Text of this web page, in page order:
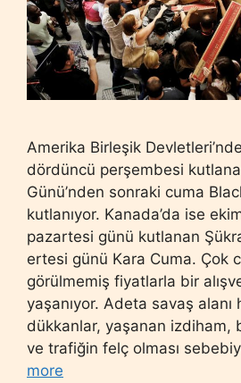
Amerika Birleşik Devletleri’nde
dördüncü perşembesi
Günü’nden sonraki cuma
kutlanıyor. Kanada’da ise
pazartesi günü kutlanan
ertesi günü Kara Cuma. Çok
görülmemiş fiyatlarla bir
yaşanıyor. Adeta savaş alanı
dükkanlar, yaşanan izdiham,
ve trafiğin felç olması
more